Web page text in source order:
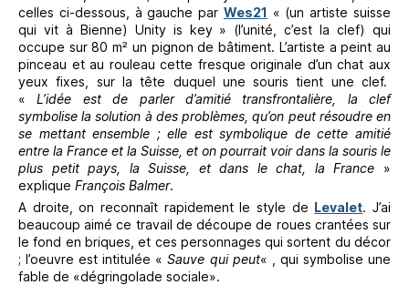
celles ci-dessous, à gauche par Wes21 « (un artiste suisse
qui vit à Bienne) Unity is key » (l’unité, c’est la clef) qui
occupe sur 80 m² un pignon de bâtiment. L’artiste a peint au
pinceau et au rouleau cette fresque originale d’un chat aux
yeux fixes, sur la tête duquel une souris tient une clef.
«L’idée est de parler d’amitié transfrontalière, la clef
symbolise la solution à des problèmes, qu’on peut résoudre en
se mettant ensemble ; elle est symbolique de cette amitié
entre la France et la Suisse, et on pourrait voir dans la souris le
plus petit pays, la Suisse, et dans le chat, la France »
explique François Balmer.
A droite, on reconnaît rapidement le style de Levalet. J’ai
beaucoup aimé ce travail de découpe de roues crantées sur
le fond en briques, et ces personnages qui sortent du décor
; l’oeuvre est intitulée «Sauve qui peut« , qui symbolise une
fable de «dégringolade sociale».